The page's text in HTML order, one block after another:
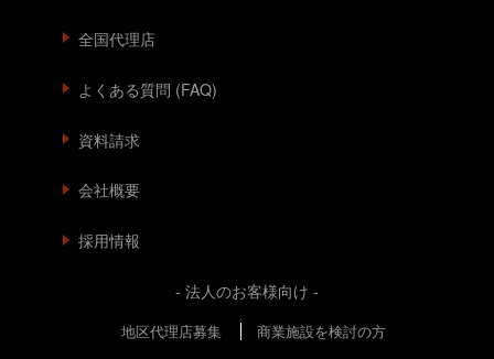
全国代理店
よくある質問 (FAQ)
資料請求
会社概要
採用情報
- 法人のお客様向け -
地区代理店募集 商業施設を検討の方